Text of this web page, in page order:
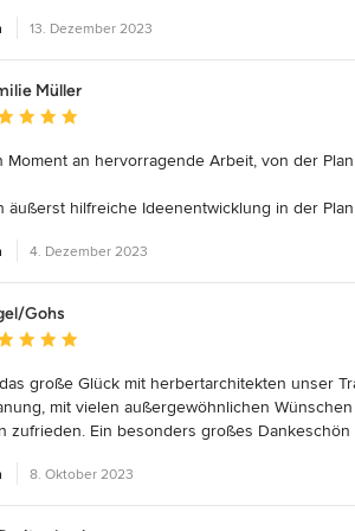
und in der Art des Miteinanders über die
können die Zusammenarbeit mit dem Team
13. Dezember 2023
Müller
Bewertung: 5 von 5 Sternen
Moment an hervorragende Arbeit, von der
äußerst hilfreiche Ideenentwicklung in der
geduldige" Unterstützung bei
oder äußerst zeitnaher
bei erschwertem Kontext der Baujahre
herbertarchitekten mit unserem Architekten
bestens weiterempfehlen.
4. Dezember 2023
Gohs
Bewertung: 5 von 5 Sternen
große Glück mit herbertarchitekten unser
mit vielen außergewöhnlichen
zufrieden. Ein besonders großes
bis heute hat sich ein freundschaftliches
Bauzeichnerin, die auch bei der 4. und 5.
präzisen, kompetenten und geduldigen
8. Oktober 2023